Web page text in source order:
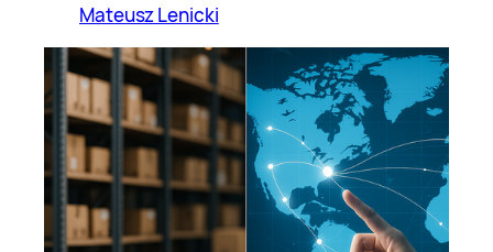
Mateusz Lenicki